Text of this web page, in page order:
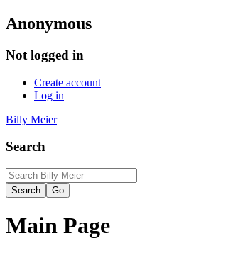
Anonymous
Not logged in
Create account
Log in
Billy Meier
Search
Main Page